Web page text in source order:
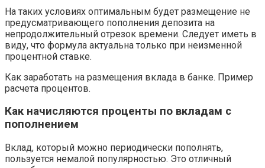
На таких условиях оптимальным будет размещение не
предусматривающего пополнения депозита на
непродолжительный отрезок времени. Следует иметь в
виду, что формула актуальна только при неизменной
процентной ставке.
Как заработать на размещения вклада в банке. Пример
расчета процентов.
Как начисляются проценты по вкладам с
пополнением
Вклад, который можно периодически пополнять,
пользуется немалой популярностью. Это отличный